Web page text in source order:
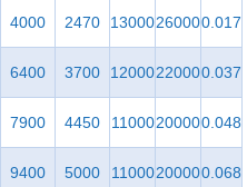
4000 2470 13000260000.017
6400 3700 12000220000.037
7900 4450 11000200000.048
9400 5000 11000200000.068